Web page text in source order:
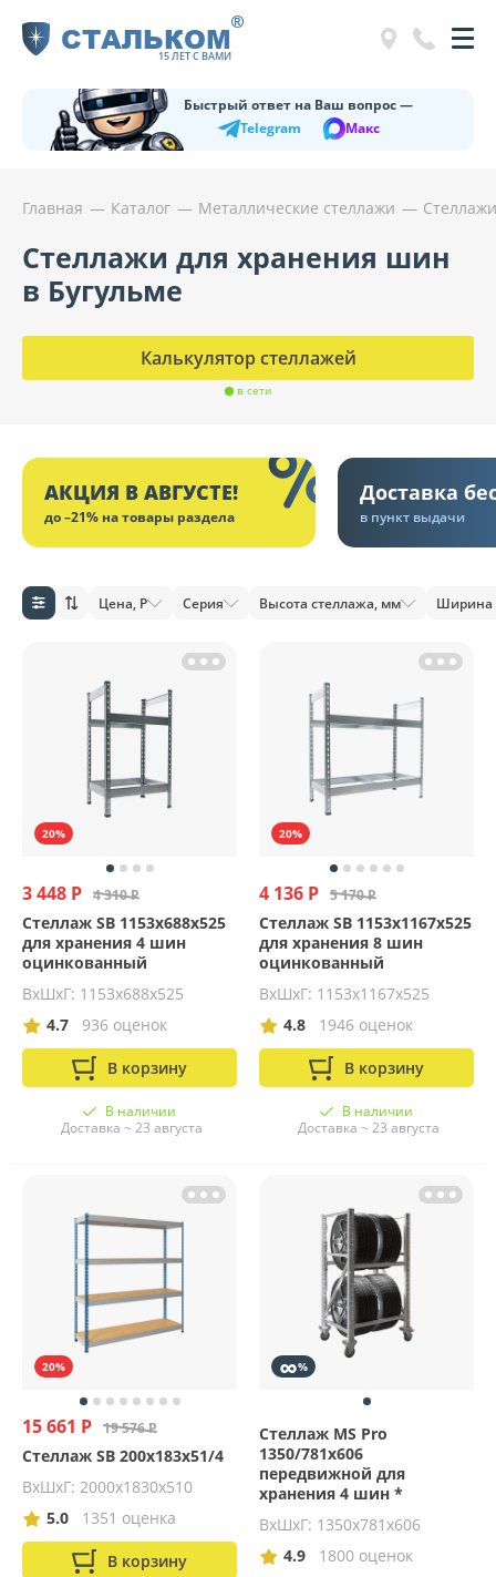
СТАЛЬКОМ
15 ЛЕТ С ВАМИ
®
Быстрый ответ на Ваш вопрос —
Telegram
Макс
Главная Каталог Металлические стеллажи
Стеллажи для хранения шин
в Бугульме
Калькулятор стеллажей
в сети
АКЦИЯ В АВГУСТЕ!
до –21% на товары раздела
Доставка
в пункт выдачи
Цена, Р Серия Высота стеллажа, мм Ширина
20%
3 448 Р 4 310 Р
Стеллаж SB 1153х688х525
для хранения 4 шин
оцинкованный
ВхШхГ: 1153x688x525
4.7
936 оценок
В корзину
В наличии
Доставка ~ 23 августа
20%
4 136 Р 5 170 Р
Стеллаж SB 1153х1167х525
для хранения 8 шин
оцинкованный
ВхШхГ: 1153x1167x525
4.8
1946 оценок
В корзину
В наличии
Доставка ~ 23 августа
20%
15 661 Р 19 576 Р
Стеллаж SB 200x183x51/4
ВхШхГ: 2000х1830х510
5.0
1351 оценка
В корзину
∞%
Стеллаж MS Pro
1350/781x606
передвижной для
хранения 4 шин *
ВхШхГ: 1350х781х606
4.9
1800 оценок